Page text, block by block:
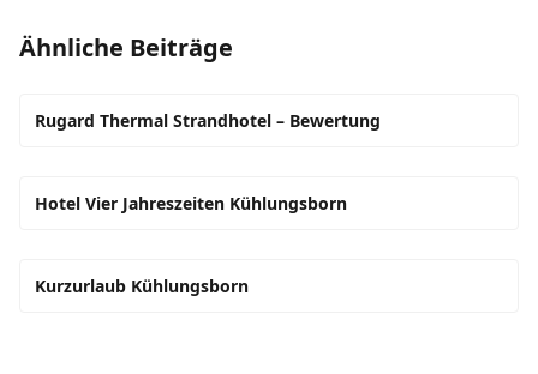
Ähnliche Beiträge
Rugard Thermal Strandhotel – Bewertung
Hotel Vier Jahreszeiten Kühlungsborn
Kurzurlaub Kühlungsborn